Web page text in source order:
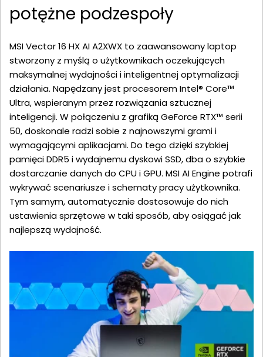
potężne podzespoły
MSI Vector 16 HX AI A2XWX to zaawansowany laptop
stworzony z myślą o użytkownikach oczekujących
maksymalnej wydajności i inteligentnej optymalizacji
działania. Napędzany jest procesorem Intel® Core™
Ultra, wspieranym przez rozwiązania sztucznej
inteligencji. W połączeniu z grafiką GeForce RTX™ serii
50, doskonale radzi sobie z najnowszymi grami i
wymagającymi aplikacjami. Do tego dzięki szybkiej
pamięci DDR5 i wydajnemu dyskowi SSD, dba o szybkie
dostarczanie danych do CPU i GPU. MSI AI Engine potrafi
wykrywać scenariusze i schematy pracy użytkownika.
Tym samym, automatycznie dostosowuje do nich
ustawienia sprzętowe w taki sposób, aby osiągać jak
najlepszą wydajność.